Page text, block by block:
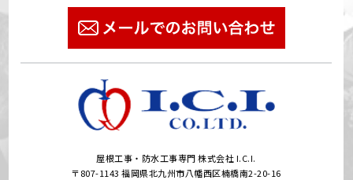
屋根工事・防水工事専門 株式会社 I.C.I.
〒807-1143 福岡県北九州市八幡西区楠橋南2-20-16